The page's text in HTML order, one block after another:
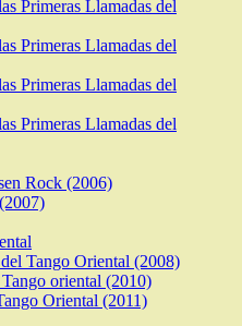
Primeras Llamadas del
Primeras Llamadas del
Primeras Llamadas del
Primeras Llamadas del
Rock (2006)
Tango Oriental (2008)
oriental (2010)
Oriental (2011)